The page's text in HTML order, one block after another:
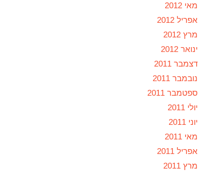
מאי 2012
אפריל 2012
מרץ 2012
ינואר 2012
דצמבר 2011
נובמבר 2011
ספטמבר 2011
יולי 2011
יוני 2011
מאי 2011
אפריל 2011
מרץ 2011